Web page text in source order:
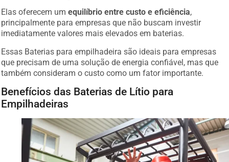
Elas oferecem umequilíbrio entre custo e eficiência,
principalmente para empresas que não buscam investir
imediatamente valores mais elevados em baterias.
Essas Baterias para empilhadeira são ideais para empresas
que precisam de uma solução de energia confiável, mas que
também consideram o custo como um fator importante.
Benefícios das Baterias de Lítio para
Empilhadeiras